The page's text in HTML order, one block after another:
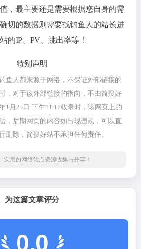
，最主要还是需要根据您自身的需
切的数据则需要找钓鱼人的站长进
的IP、PV、跳出率等！
特别声明
鱼人都来源于网络，不保证外部链接的
，对于该外部链接的指向，不由简搜好
1月25日 下午11:17收录时，该网页上的
，后期网页的内容如出现违规，可以直
删除，简搜好站不承担任何责任。
实用的网络站点资源收集与分享！
为这篇文章评分
0.0